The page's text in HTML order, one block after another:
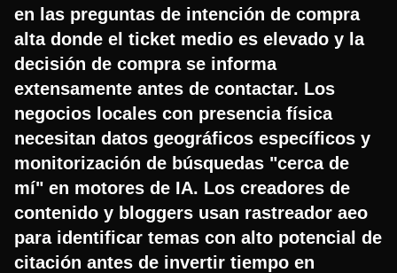
en las preguntas de intención de compra
alta donde el ticket medio es elevado y la
decisión de compra se informa
extensamente antes de contactar. Los
negocios locales con presencia física
necesitan datos geográficos específicos y
monitorización de búsquedas "cerca de
mí" en motores de IA. Los creadores de
contenido y bloggers usan rastreador aeo
para identificar temas con alto potencial de
citación antes de invertir tiempo en